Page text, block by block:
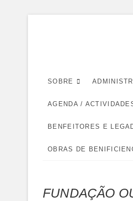
SOBRE
AGENDA /
BENFEITORES E
OBRAS DE
FUNDAÇÃO